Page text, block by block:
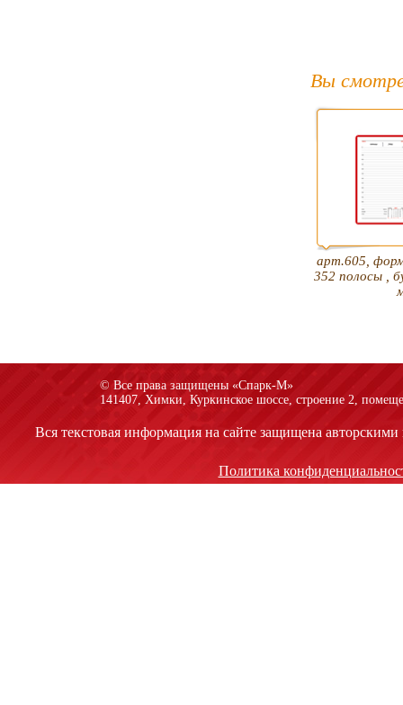
Вы
арт.605,
352 полосы ,
© Все права защищены «Спарк-M»
141407, Химки, Куркинское шоссе, строение 2,
Вся текстовая информация на сайте защищена
Политика